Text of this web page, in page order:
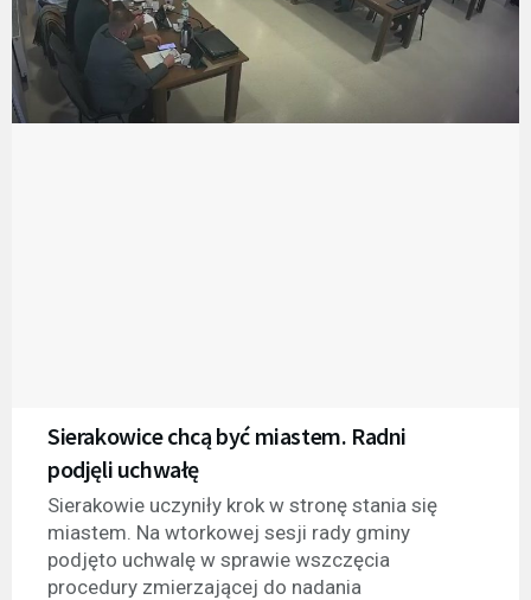
Sierakowice chcą być miastem. Radni
podjęli uchwałę
Sierakowie uczyniły krok w stronę stania się
miastem. Na wtorkowej sesji rady gminy
podjęto uchwalę w sprawie wszczęcia
procedury zmierzającej do nadania